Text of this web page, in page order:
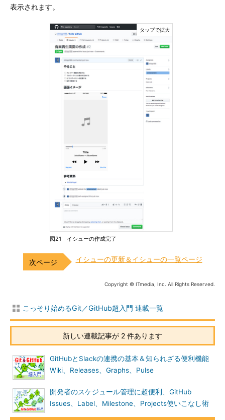
表示されます。
図21 イシューの作成完了
イシューの更新＆イシューの一覧ページ
Copyright © ITmedia, Inc. All Rights Reserved.
こっそり始めるGit／GitHub超入門 連載一覧
新しい連載記事が 2 件あります
GitHubとSlackの連携の基本＆知られざる便利機能
Wiki、Releases、Graphs、Pulse
開発者のスケジュール管理に超便利、GitHub
Issues、Label、Milestone、Projects使いこなし術